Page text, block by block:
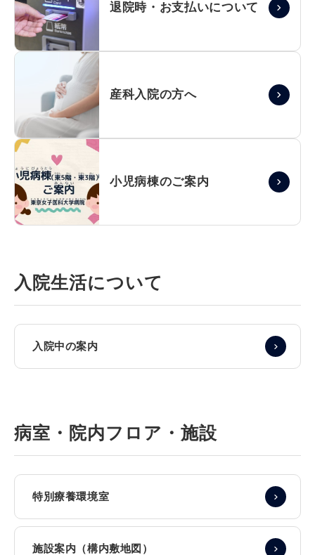
退院時・お支払いについて
産科入院の方へ
小児病棟のご案内
入院生活について
入院中の案内
病室・院内フロア・施設
特別療養環境室
施設案内（構内敷地図）